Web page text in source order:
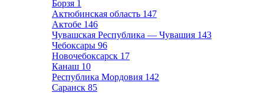
Борзя 1
Актюбинская область 147
Актобе 146
Чувашская Республика — Чувашия 143
Чебоксары 96
Новочебоксарск 17
Канаш 10
Республика Мордовия 142
Саранск 85